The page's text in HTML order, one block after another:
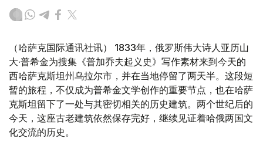
（哈萨克国际通讯社讯） 1833年，俄罗斯伟大诗人亚历山
大·普希金为搜集《普加乔夫起义史》写作素材来到今天的
西哈萨克斯坦州乌拉尔市，并在当地停留了两天半。这段短
暂的旅程，不仅成为普希金文学创作的重要节点，也在哈萨
克斯坦留下了一处与其密切相关的历史建筑。两个世纪后的
今天，这座古老建筑依然保存完好，继续见证着哈俄两国文
化交流的历史。